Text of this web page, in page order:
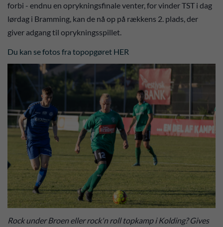
forbi - endnu en oprykningsfinale venter, for vinder TST i dag
lørdag i Bramming, kan de nå op på rækkens 2. plads, der
giver adgang til oprykningsspillet.
Du kan se fotos fra topopgøret HER
Rock under Broen eller rock'n roll topkamp i Kolding? Gives